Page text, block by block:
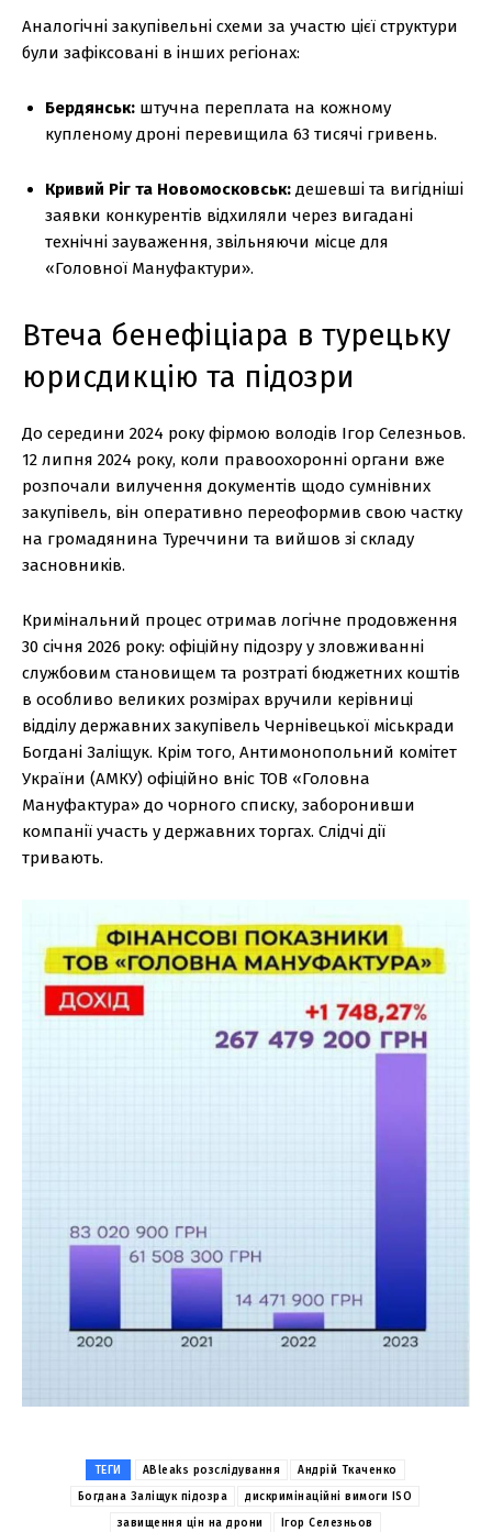
Аналогічні закупівельні схеми за участю цієї структури
були зафіксовані в інших регіонах:
Бердянськ: штучна переплата на кожному
купленому дроні перевищила 63 тисячі гривень.
Кривий Ріг та Новомосковськ: дешевші та вигідніші
заявки конкурентів відхиляли через вигадані
технічні зауваження, звільняючи місце для
«Головної Мануфактури».
Втеча бенефіціара в турецьку
юрисдикцію та підозри
До середини 2024 року фірмою володів Ігор Селезньов.
12 липня 2024 року, коли правоохоронні органи вже
розпочали вилучення документів щодо сумнівних
закупівель, він оперативно переоформив свою частку
на громадянина Туреччини та вийшов зі складу
засновників.
Кримінальний процес отримав логічне продовження
30 січня 2026 року: офіційну підозру у зловживанні
службовим становищем та розтраті бюджетних коштів
в особливо великих розмірах вручили керівниці
відділу державних закупівель Чернівецької міськради
Богдані Заліщук. Крім того, Антимонопольний комітет
України (АМКУ) офіційно вніс ТОВ «Головна
Мануфактура» до чорного списку, заборонивши
компанії участь у державних торгах. Слідчі дії
тривають.
ТЕГИ ABleaks розслідування
Андрій Ткаченко
Богдана Заліщук підозра
дискримінаційні вимоги ISO
завищення цін на дрони
Ігор Селезньов